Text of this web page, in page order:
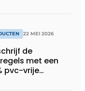
22 MEI 2026
de
met een
pvc-vrije